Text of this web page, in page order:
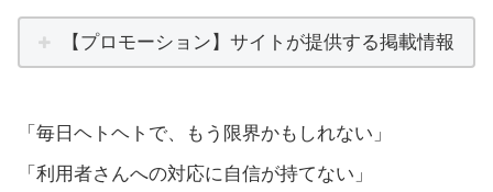
【プロモーション】サイトが提供する掲載情報
「毎日ヘトヘトで、もう限界かもしれない」
「利用者さんへの対応に自信が持てない」